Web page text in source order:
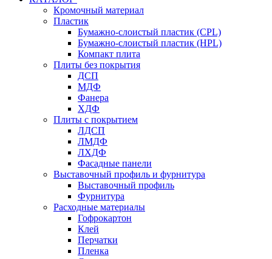
Кромочный материал
Пластик
Бумажно-слоистый пластик (CPL)
Бумажно-слоистый пластик (HPL)
Компакт плита
Плиты без покрытия
ДСП
МДФ
Фанера
ХДФ
Плиты с покрытием
ЛДСП
ЛМДФ
ЛХДФ
Фасадные панели
Выставочный профиль и фурнитура
Выставочный профиль
Фурнитура
Расходные материалы
Гофрокартон
Клей
Перчатки
Пленка